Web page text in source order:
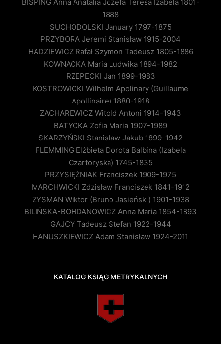
BISPING Anna Anatalia Józefa Teresa Izabela 1801-
1888
SUCHODOLSKI January 1797-1875
PRZYBORA Jeremi Stanisław 1915-2004
HADZIEWICZ Rafał Szymon Tadeusz 1805-1886
KOWNACKA Maria Ludwika 1894-1982
RZEPECKI Jan 1899-1983
KOSTROWICKI Wilhelm Apolinary (Guillaume
Apollinaire) 1880-1918
ZACHAREWICZ Witold Antoni 1914-1943
BATYCKA Zofia Maria 1907-1989
SKARZYŃSKI Stanisław Jakub 1899-1942
FLEMMING Elżbieta Dorota Balbina (Izabela
Czartoryska) 1745-1835
PRZYSIĘŻNIAK Franciszek 1909-1975
MARCHWICKI Zdzisław Franciszek 1841-1912
ZYSMAN Wiktor (Bruno Jasieński) 1901-1938
BILIŃSKA-BOHDANOWICZ Anna Maria 1854-1893
GAJCY Tadeusz Stefan 1922-1944
HANUSZKIEWICZ Adam Stanisław 1924-2011
KATALOG KSIĄG METRYKALNYCH